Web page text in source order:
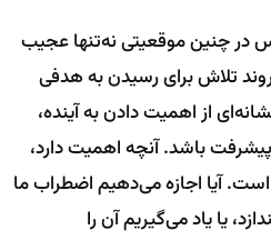
در چنین موقعیتی نه‌تنها عجیب
تلاش برای رسیدن به هدفی
از اهمیت دادن به آینده،
باشد. آنچه اهمیت دارد،
آیا اجازه می‌دهیم اضطراب ما
یا یاد می‌گیریم آن را